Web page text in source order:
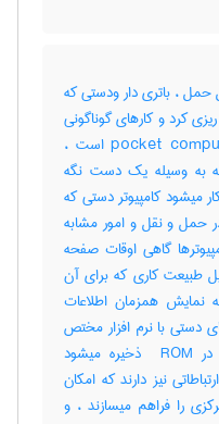
حمل ، باتری دار ودستی که
کرد و کارهای گوناگونی
را انجام می دهد نام دیگر آن pocket computer است ،
که به وسیله یک دست نگه
میشود کامپیوتر دستی که
حمل و نقل و امور مشابه
گاهی اوقات صفحه
طبیعت کاری که برای آن
به نمایش همزمان اطلاعات
دستی با نرم افزار مختص
به یک امر کار میکنند که معمولا در ‎ ROM ذخیره میشود
نیز دارند که امکان
را فراهم میسازند ، و